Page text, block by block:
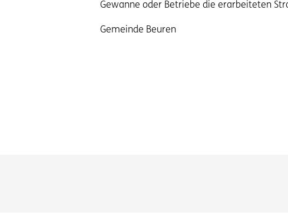
Gewanne oder Betriebe die erarbeiteten
Gemeinde Beuren